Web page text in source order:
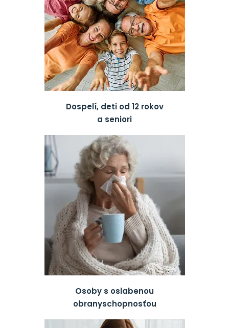
Dospelí, deti od 12 rokov
a seniori
Osoby s oslabenou
obranyschopnosťou